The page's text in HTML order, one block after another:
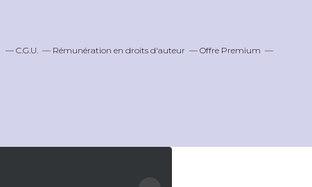
C.G.U. Rémunération en droits d'auteur
Offre Premium